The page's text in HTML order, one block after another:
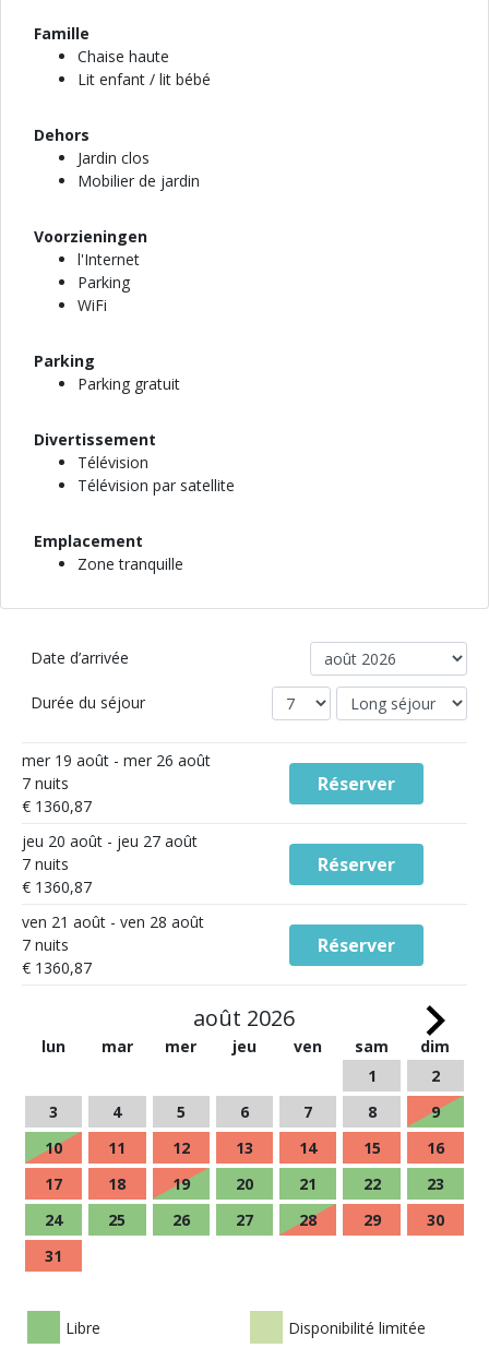
Famille
Chaise haute
Lit enfant / lit bébé
Dehors
Jardin clos
Mobilier de jardin
Voorzieningen
l'Internet
Parking
WiFi
Parking
Parking gratuit
Divertissement
Télévision
Télévision par satellite
Emplacement
Zone tranquille
Date d’arrivée
Durée du séjour
mer 19 août - mer 26 août
7 nuits
€ 1360,87
Réserver
jeu 20 août - jeu 27 août
7 nuits
€ 1360,87
Réserver
ven 21 août - ven 28 août
7 nuits
€ 1360,87
Réserver
août 2026
lun mar mer jeu ven sam
dim
1
2
3
4 5 6 7 8
9
10
11 12 13 14 15
16
17
18 19 20 21 22
23
24
25 26 27 28 29
30
31
Libre Disponibilité limitée